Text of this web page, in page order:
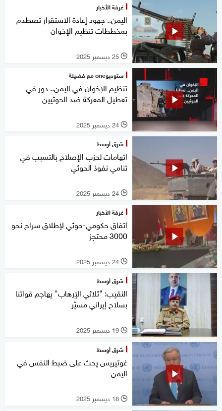
غرفة الأخبار
اليمن.. جهود إعادة الاستقرار تصطدم
بمخططات تنظيم الإخوان
l 25 ديسمبر 2025
ستوديوone مع فضيلة
تنظيم الإخوان في اليمن.. دور في
تعطيل المعركة ضد الحوثيين
l 24 ديسمبر 2025
شرق أوسط
اتهامات لحزب الإصلاح بالتسبب في
تنامي نفوذ الحوثي
l 24 ديسمبر 2025
غرفة الأخبار
اتفاق حكومي-حوثي لإطلاق سراح نحو
3000 محتجز
l 24 ديسمبر 2025
شرق أوسط
النقيب: "ثلاثي الإرهاب" يهاجم قواتنا
بسلاح إيراني مسيّر
l 19 ديسمبر 2025
شرق أوسط
غوتيريس يحث على ضبط النفس في
اليمن
l 18 ديسمبر 2025